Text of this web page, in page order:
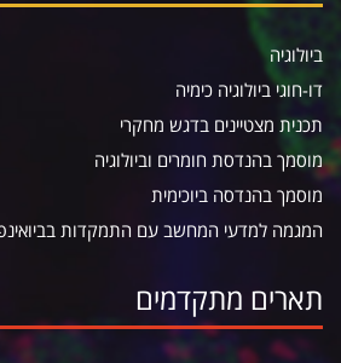
ביולוגיה
דו-חוגי ביולוגיה כימיה
תכנית מצטיינים בדגש מחקרי
מוסמך בהנדסת חומרים וביולוגיה
מוסמך בהנדסה ביוכימית
המגמה למדעי המחשב עם התמקדות
תארים מתקדמים